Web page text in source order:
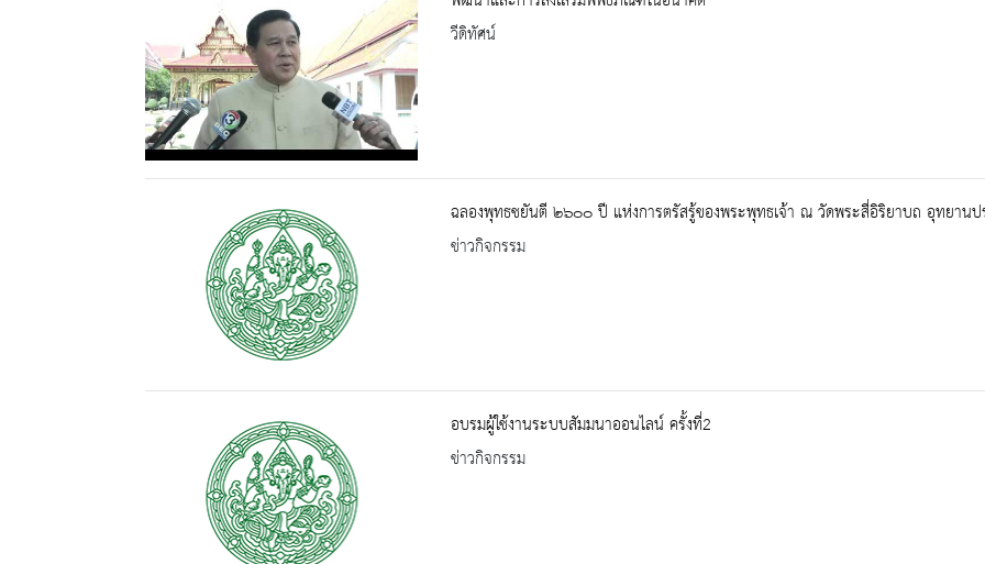
วีดิทัศน์
ฉลองพุทธชยันตี ๒๖๐๐ ปี แห่งการตรัสรู้ของพระพุทธเจ้า ณ วัดพระสี่อิริยาบถ อุทยานป
ข่าวกิจกรรม
อบรมผู้ใช้งานระบบสัมมนาออนไลน์ ครั้งที่2
ข่าวกิจกรรม